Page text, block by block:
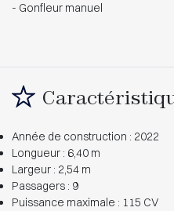
- Gonfleur manuel
Année de construction : 2022
Longueur : 6,40 m
Largeur : 2,54 m
Passagers : 9
Puissance maximale : 115 CV